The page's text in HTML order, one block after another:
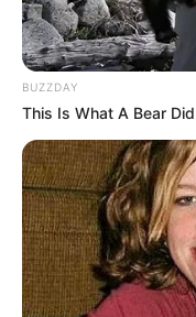
BUZZDAY
This Is What A Bear